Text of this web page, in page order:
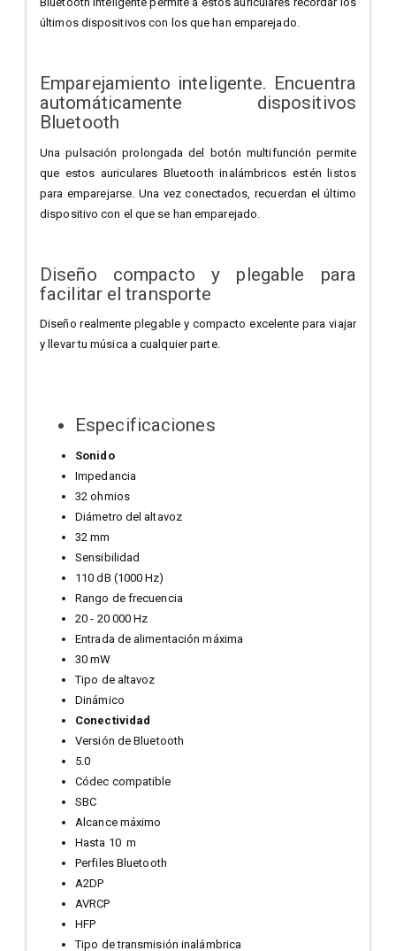
últimos dispositivos con los que han emparejado.
Emparejamiento inteligente. Encuentra
automáticamente dispositivos
Bluetooth
Una pulsación prolongada del botón multifunción permite
que estos auriculares Bluetooth inalámbricos estén listos
para emparejarse. Una vez conectados, recuerdan el último
dispositivo con el que se han emparejado.
Diseño compacto y plegable para
facilitar el transporte
Diseño realmente plegable y compacto excelente para viajar
y llevar tu música a cualquier parte.
Especificaciones
Sonido
Impedancia
32 ohmios
Diámetro del altavoz
32 mm
Sensibilidad
110 dB (1000 Hz)
Rango de frecuencia
20 - 20 000 Hz
Entrada de alimentación máxima
30 mW
Tipo de altavoz
Dinámico
Conectividad
Versión de Bluetooth
5.0
Códec compatible
SBC
Alcance máximo
Hasta 10 m
Perfiles Bluetooth
A2DP
AVRCP
HFP
Tipo de transmisión inalámbrica